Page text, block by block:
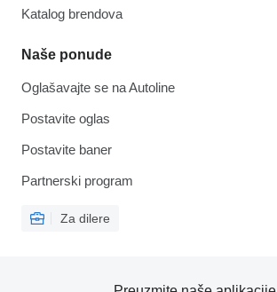
Katalog brendova
Naše ponude
Oglašavajte se na Autoline
Postavite oglas
Postavite baner
Partnerski program
Za dilere